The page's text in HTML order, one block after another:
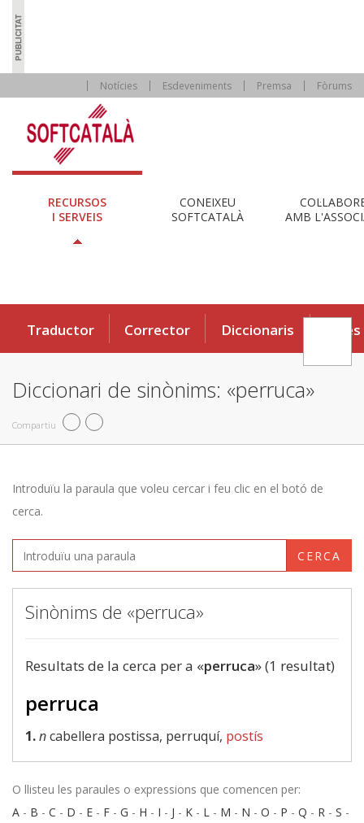
Notícies Esdeveniments Premsa Fòrums
RECURSOS
I SERVEIS
CONEIXEU
SOFTCATALÀ
AMB
Traductor Corrector Diccionaris Eines
Diccionari de sinònims: «perruca»
Compartiu
Introduïu la paraula que voleu cercar i feu clic en el botó de
cerca.
CERCA
Sinònims de «perruca»
Resultats de la cerca per a «perruca» (1 resultat)
perruca
1.ncabellera postissa, perruquí, postís
O llisteu les paraules o expressions que comencen per:
A - B - C - D - E - F - G - H - I - J - K - L - M - N - O - P - Q - R - S -